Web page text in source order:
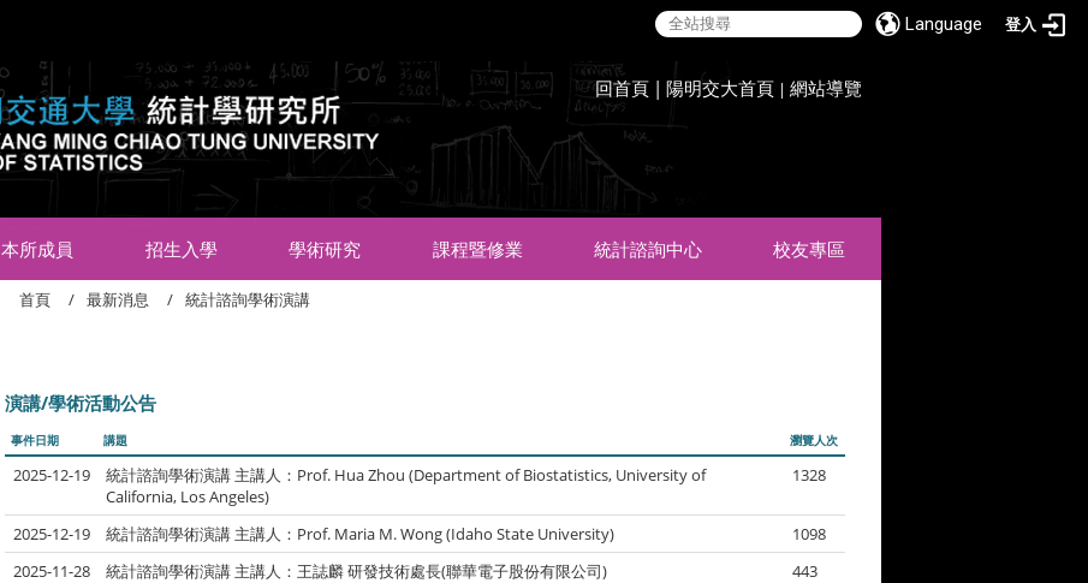
Language 登入
回首頁 | 陽明交大首頁 |網站導覽
本所成員 招生入學 學術研究 課程暨修業 統計諮詢中心 校友專區
首頁 最新消息 統計諮詢學術演講
演講/學術活動公告
事件日期 講題 瀏覽人次
2025-12-19
統計諮詢學術演講 主講人：Prof. Hua Zhou (Department of Biostatistics, University of
California, Los Angeles)
1328
2025-12-19 統計諮詢學術演講 主講人：Prof. Maria M. Wong (Idaho State University)
1098
2025-11-28
統計諮詢學術演講 主講人：王誌麟 研發技術處長(聯華電子股份有限公司)
443